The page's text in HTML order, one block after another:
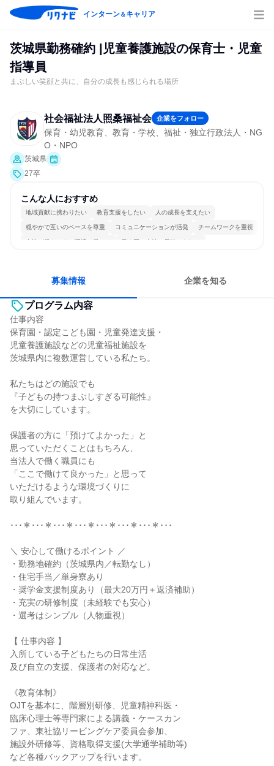
インターン＆キャリア
茨城県勤務確約 |児童養護施設の保育士・児童
指導員
まぶしい笑顔と共に、自分の成長も感じられる場所
社会福祉法人照桑福祉会 企業をフォロー
保育・幼児教育、教育・学校、福祉・独立行政法人・NG
O・NPO
茨城県
27卒
こんな人におすすめ
地域貢献に携わりたい 教育支援をしたい 人の成長を支えたい
穏やかで互いのペースを尊重 コミュニケーションが活発 チームワークを重視
女性が働きやすい環境で働ける 長く同じ会社に居続けられる
募集情報 企業を知る
プログラム内容
仕事内容
保育園・認定こども園・児童発達支援・
児童養護施設などの児童福祉施設を
茨城県内に複数運営している私たち。
私たちはどの施設でも
『子どもの持つまぶしすぎる可能性』
を大切にしています。
保護者の方に「預けてよかった」と
思っていただくことはもちろん、
当法人で働く職員にも
「ここで働けて良かった」と思って
いただけるような環境づくりに
取り組んでいます。
･･･＊･･･＊･･･＊･･･＊･･･＊･･･＊･･･＊･･･
＼ 安心して働けるポイント ／
・勤務地確約（茨城県内／転勤なし）
・住宅手当／単身寮あり
・奨学金支援制度あり（最大20万円＋返済補助）
・充実の研修制度（未経験でも安心）
・選考はシンプル（人物重視）
【 仕事内容 】
入所している子どもたちの日常生活
及び自立の支援、保護者の対応など。
《教育体制》
OJTを基本に、階層別研修、児童精神科医・
臨床心理士等専門家による講義・ケースカン
ファ、東社協リービングケア委員会参加、
施設外研修等、資格取得支援(大学通学補助等)
など各種バックアップを行います。